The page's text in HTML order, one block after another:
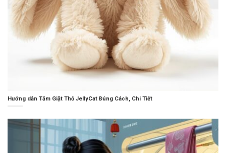
Hướng dẫn Tắm Giặt Thỏ JellyCat Đúng Cách, Chi Tiết